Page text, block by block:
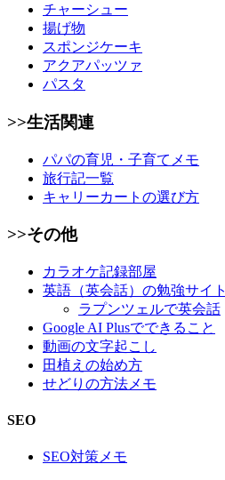
チャーシュー
揚げ物
スポンジケーキ
アクアパッツァ
パスタ
>>生活関連
パパの育児・子育てメモ
旅行記一覧
キャリーカートの選び方
>>その他
カラオケ記録部屋
英語（英会話）の勉強サイト
ラプンツェルで英会話
Google AI Plusでできること
動画の文字起こし
田植えの始め方
せどりの方法メモ
SEO
SEO対策メモ